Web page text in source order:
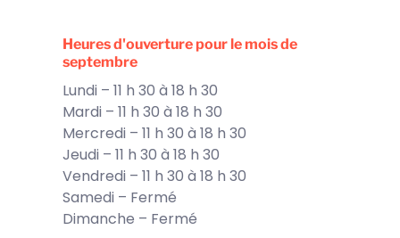
Heures d'ouverture pour le mois de
septembre
Lundi – 11 h 30 à 18 h 30
Mardi – 11 h 30 à 18 h 30
Mercredi – 11 h 30 à 18 h 30
Jeudi – 11 h 30 à 18 h 30
Vendredi – 11 h 30 à 18 h 30
Samedi – Fermé
Dimanche – Fermé